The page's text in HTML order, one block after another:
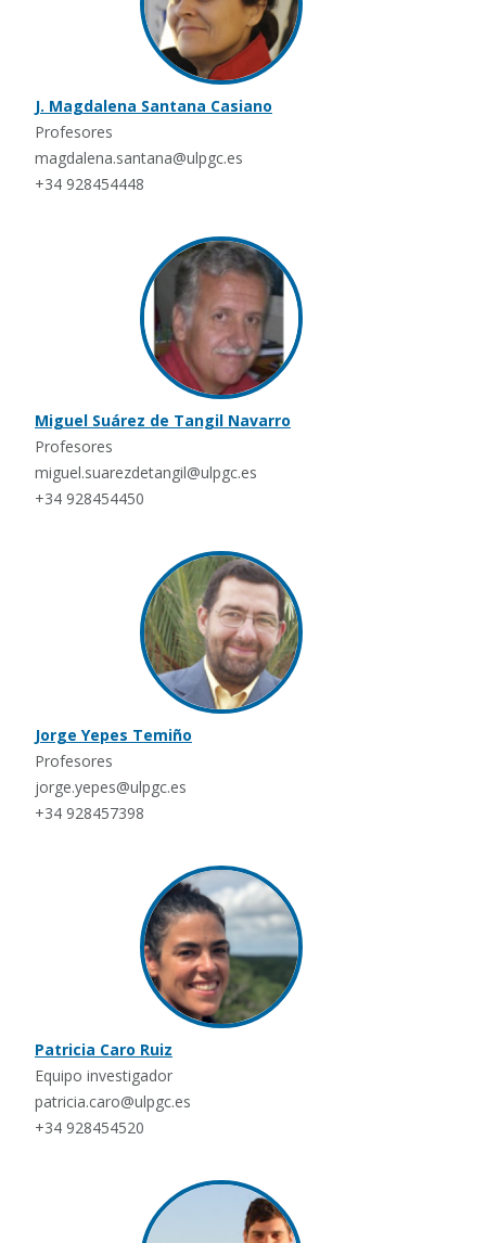
J. Magdalena Santana Casiano
Profesores
magdalena.santana@ulpgc.es
+34 928454448
Miguel Suárez de Tangil Navarro
Profesores
miguel.suarezdetangil@ulpgc.es
+34 928454450
Jorge Yepes Temiño
Profesores
jorge.yepes@ulpgc.es
+34 928457398
Patricia Caro Ruiz
Equipo investigador
patricia.caro@ulpgc.es
+34 928454520